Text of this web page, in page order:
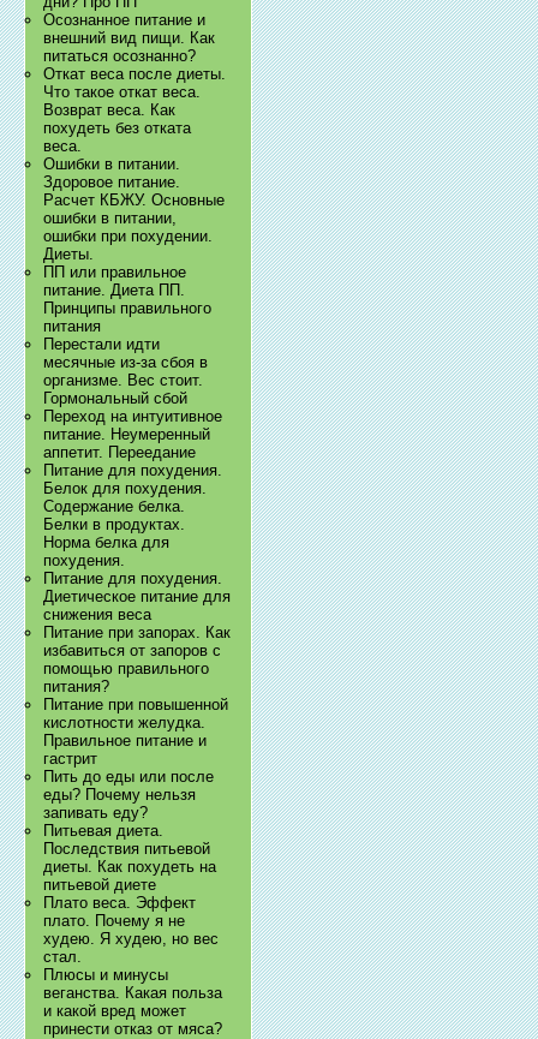
Осознанное питание и
внешний вид пищи. Как
питаться осознанно?
Откат веса после диеты.
Что такое откат веса.
Возврат веса. Как
похудеть без отката
веса.
Ошибки в питании.
Здоровое питание.
Расчет КБЖУ. Основные
ошибки в питании,
ошибки при похудении.
Диеты.
ПП или правильное
питание. Диета ПП.
Принципы правильного
питания
Перестали идти
месячные из-за сбоя в
организме. Вес стоит.
Гормональный сбой
Переход на интуитивное
питание. Неумеренный
аппетит. Переедание
Питание для похудения.
Белок для похудения.
Содержание белка.
Белки в продуктах.
Норма белка для
похудения.
Питание для похудения.
Диетическое питание для
снижения веса
Питание при запорах. Как
избавиться от запоров с
помощью правильного
питания?
Питание при повышенной
кислотности желудка.
Правильное питание и
гастрит
Пить до еды или после
еды? Почему нельзя
запивать еду?
Питьевая диета.
Последствия питьевой
диеты. Как похудеть на
питьевой диете
Плато веса. Эффект
плато. Почему я не
худею. Я худею, но вес
стал.
Плюсы и минусы
веганства. Какая польза
и какой вред может
принести отказ от мяса?